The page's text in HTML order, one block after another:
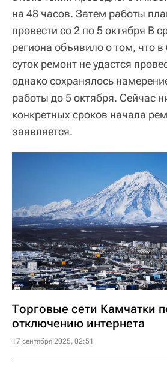
на 48 часов. Затем работы
провести со 2 по 5 октября В
региона объявило о том, что
суток ремонт не удастся
однако сохранялось
работы до 5 октября. Сейчас
конкретных сроков начала
заявляется.
Торговые сети Камчатки
отключению интернета
17 сентября 2025, 02:51